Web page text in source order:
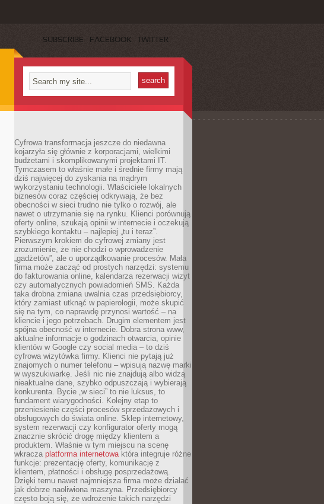
SUBSCRIBE FACEBOOK TWITTER
Cyfrowa transformacja jeszcze do niedawna
kojarzyła się głównie z korporacjami, wielkimi
budżetami i skomplikowanymi projektami IT.
Tymczasem to właśnie małe i średnie firmy mają
dziś najwięcej do zyskania na mądrym
wykorzystaniu technologii. Właściciele lokalnych
biznesów coraz częściej odkrywają, że bez
obecności w sieci trudno nie tylko o rozwój, ale
nawet o utrzymanie się na rynku. Klienci porównują
oferty online, szukają opinii w internecie i oczekują
szybkiego kontaktu – najlepiej „tu i teraz”.
Pierwszym krokiem do cyfrowej zmiany jest
zrozumienie, że nie chodzi o wprowadzenie
„gadżetów”, ale o uporządkowanie procesów. Mała
firma może zacząć od prostych narzędzi: systemu
do fakturowania online, kalendarza rezerwacji wizyt
czy automatycznych powiadomień SMS. Każda
taka drobna zmiana uwalnia czas przedsiębiorcy,
który zamiast utknąć w papierologii, może skupić
się na tym, co naprawdę przynosi wartość – na
kliencie i jego potrzebach. Drugim elementem jest
spójna obecność w internecie. Dobra strona www,
aktualne informacje o godzinach otwarcia, opinie
klientów w Google czy social media – to dziś
cyfrowa wizytówka firmy. Klienci nie pytają już
znajomych o numer telefonu – wpisują nazwę marki
w wyszukiwarkę. Jeśli nic nie znajdują albo widzą
nieaktualne dane, szybko odpuszczają i wybierają
konkurenta. Bycie „w sieci” to nie luksus, to
fundament wiarygodności. Kolejny etap to
przeniesienie części procesów sprzedażowych i
obsługowych do świata online. Sklep internetowy,
system rezerwacji czy konfigurator oferty mogą
znacznie skrócić drogę między klientem a
produktem. Właśnie w tym miejscu na scenę
wkracza platforma internetowaktóra integruje różne
funkcje: prezentację oferty, komunikację z
klientem, płatności i obsługę posprzedażową.
Dzięki temu nawet najmniejsza firma może działać
jak dobrze naoliwiona maszyna. Przedsiębiorcy
często boją się, że wdrożenie takich narzędzi